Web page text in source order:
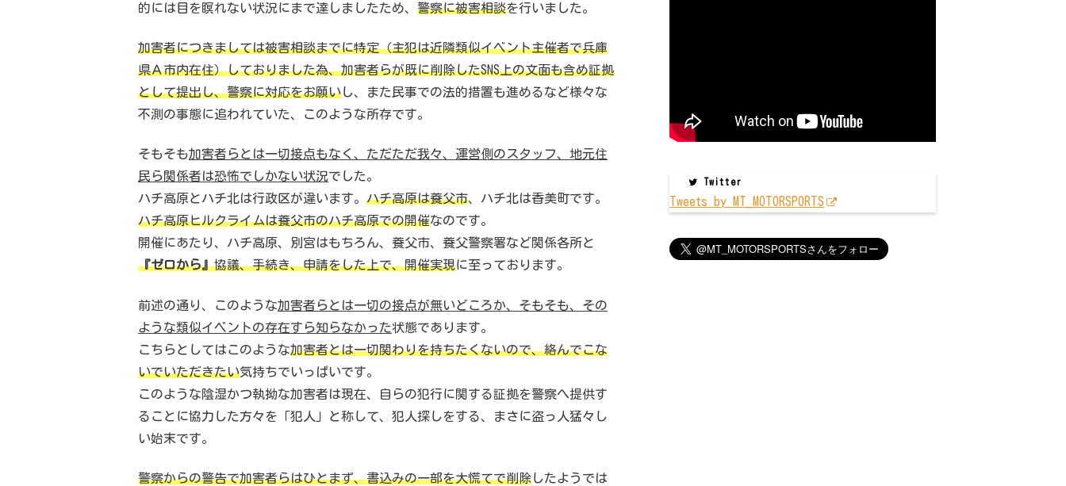
的には目を瞑れない状況にまで達しましたため、 警察に被害相談を行いました。
加害者につきましては被害相談までに特定（主犯は近隣類似イベント主催者で兵庫
県Ａ市内在住）しておりました為、加害者らが既に削除したSNS上の文面も含め証拠
として提出し、警察に対応をお願いし、また民事での法的措置も進めるなど様々な
不測の事態に追われていた、このような所存です。
そもそも加害者らとは一切接点もなく、ただただ我々、運営側のスタッフ、地元住
民ら関係者は恐怖でしかない状況でした。
ハチ高原とハチ北は行政区が違います。 ハチ高原は養父市、ハチ北は香美町です。
ハチ高原ヒルクライムは養父市のハチ高原での開催なのです。
開催にあたり、ハチ高原、別宮はもちろん、養父市、養父警察署など関係各所と
『ゼロから』協議、手続き、申請をした上で、開催実現に至っております。
前述の通り、このような加害者らとは一切の接点が無いどころか、そもそも、その
ような類似イベントの存在すら知らなかった状態であります。
こちらとしてはこのような加害者とは一切関わりを持ちたくないので、絡んでこな
いでいただきたい気持ちでいっぱいです。
このような陰湿かつ執拗な加害者は現在、自らの犯行に関する証拠を警察へ提供す
ることに協力した方々を「犯人」と称して、犯人探しをする、まさに盗っ人猛々し
い始末です。
警察からの警告で加害者らはひとまず、書込みの一部を大慌てで削除したようでは
Twitter
Tweets by MT_MOTORSPORTS